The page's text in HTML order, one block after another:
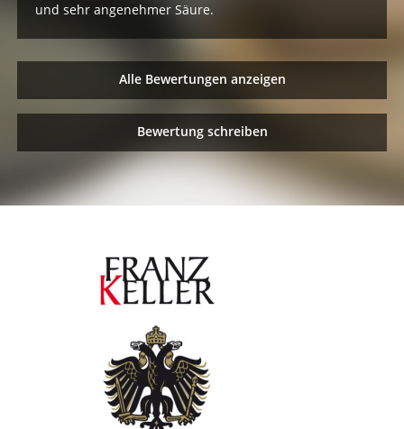
und sehr angenehmer Säure.
Alle Bewertungen anzeigen
Bewertung schreiben